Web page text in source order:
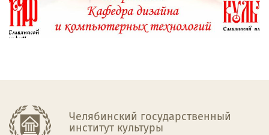
Челябинский государственный
институт культуры